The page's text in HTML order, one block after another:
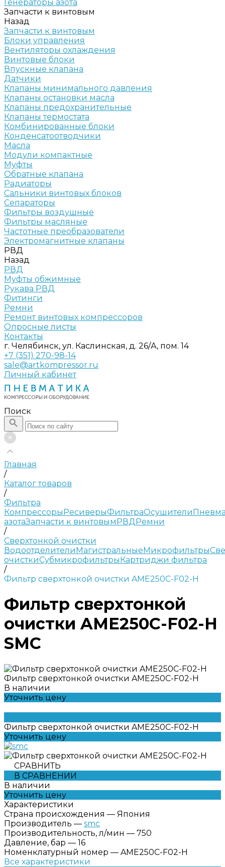
Генераторы азота
Запчасти к винтовым
Назад
Запчасти к винтовым
Блоки управления
Вентиляторы охлаждения
Винтовые блоки
Впускные клапана
Датчики
Клапаны минимального давления
Клапаны остановки масла
Клапаны предохранительные
Клапаны термостата
Комбинированные блоки
Конденсатоотводчики
Масла
Модули компактные
Муфты
Обратные клапана
Радиаторы
Сальники винтовых блоков
Сепараторы
Фильтры воздушные
Фильтры масляные
Частотные преобразователи
Электромагнитные клапаны
РВД
Назад
РВД
Муфты обжимные
Рукава РВД
Фитинги
Ремни
Ремонт винтовых компрессоров
Опросные листы
Контакты
г. Челябинск, ул. Каслинская, д. 26/А, пом. 14
+7 (351) 270-98-14
sale@artkompressor.ru
Личный кабинет
Поиск
Главная
/
Каталог товаров
/
Фильтра
КомпрессорыРесиверыФильтраОсушители
азотаЗапчасти к винтовымРВДРемни
/
Сверхтонкой очистки
ВодоотделителиМагистральныеМикрофильтры
очисткиСубмикрофильтрыКартриджи фильтра
/
Фильтр сверхтонкой очистки AME250C-F02-H
Фильтр сверхтонкой
очистки AME250C-F02-H
SMC
Фильтр сверхтонкой очистки AME250C-F02-H
В наличии
Уточнить цену
Фильтр сверхтонкой очистки AME250C-F02-H
Уточнить цену
СРАВНИТЬ
В СРАВНЕНИИ
В наличии
Уточнить цену
Характеристики
Страна происхождения — Япония
Производитель — smc
Производительность, л/мин — 750
Давление, бар — 16
Номенклатурный номер — AME250C-F02-H
Все характеристики